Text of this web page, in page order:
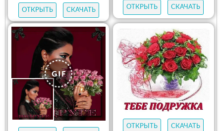
ОТКРЫТЬ СКАЧАТЬ ОТКРЫТЬ СКАЧАТЬ
ОТКРЫТЬ СКАЧАТЬ